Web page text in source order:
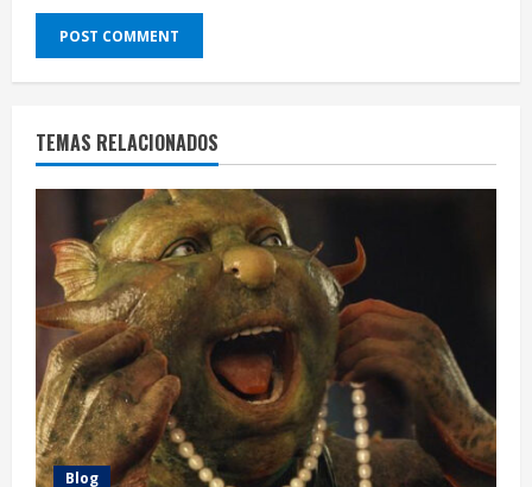
TEMAS RELACIONADOS
Blog